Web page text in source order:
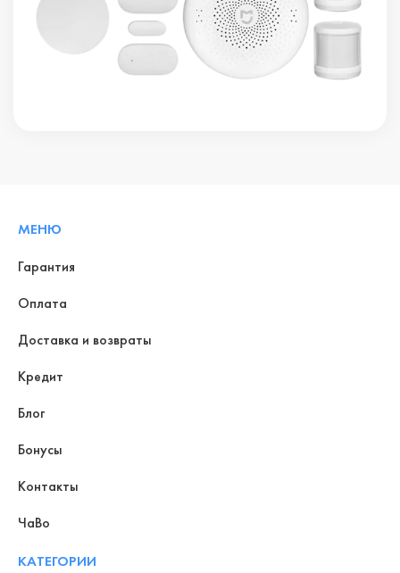
МЕНЮ
Гарантия
Оплата
Доставка и возвраты
Кредит
Блог
Бонусы
Контакты
ЧаВо
КАТЕГОРИИ